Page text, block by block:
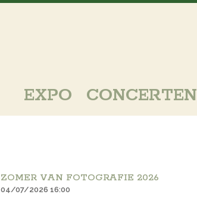
EXPO CONCERTEN
ZOMER VAN FOTOGRAFIE 2026
04/07/2026 16:00